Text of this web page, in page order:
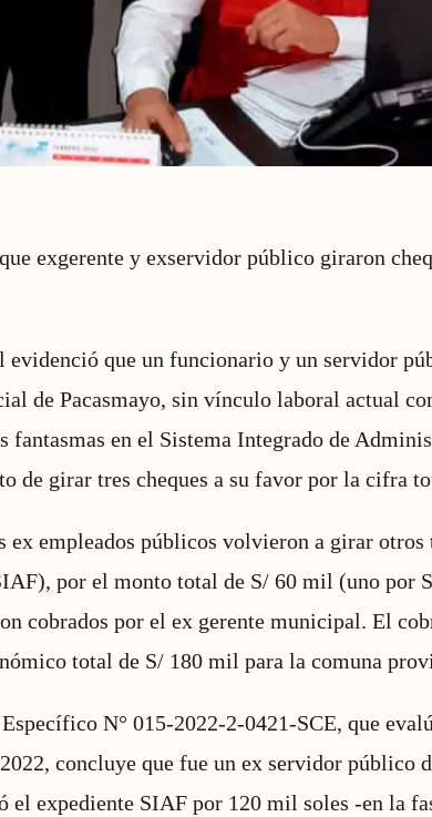
exgerente y exservidor público giraron
evidenció que un funcionario y un servidor
de Pacasmayo, sin vínculo laboral actual
fantasmas en el Sistema Integrado de
de girar tres cheques a su favor por la cifra
ex empleados públicos volvieron a girar otros
por el monto total de S/ 60 mil (uno por
cobrados por el ex gerente municipal. El
total de S/ 180 mil para la comuna
N° 015-2022-2-0421-SCE, que
concluye que fue un ex servidor público
el expediente SIAF por 120 mil soles -en la